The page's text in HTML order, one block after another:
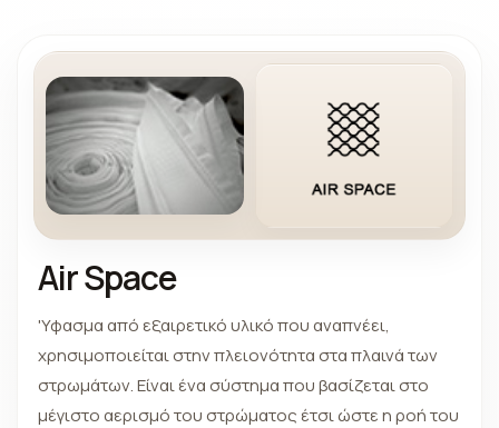
Air Space
'Υφασμα από εξαιρετικό υλικό που αναπνέει,
χρησιμοποιείται στην πλειονότητα στα πλαινά των
στρωμάτων. Είναι ένα σύστημα που βασίζεται στο
μέγιστο αερισμό του στρώματος έτσι ώστε η ροή του